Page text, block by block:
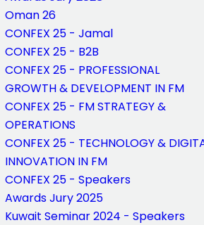
Oman 26
CONFEX 25 - Jamal
CONFEX 25 - B2B
CONFEX 25 - PROFESSIONAL
GROWTH & DEVELOPMENT IN FM
CONFEX 25 - FM STRATEGY &
OPERATIONS
CONFEX 25 - TECHNOLOGY &
INNOVATION IN FM
CONFEX 25 - Speakers
Awards Jury 2025
Kuwait Seminar 2024 - Speakers